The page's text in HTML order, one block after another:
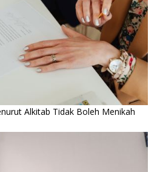
Alkitab Tidak Boleh Menikah